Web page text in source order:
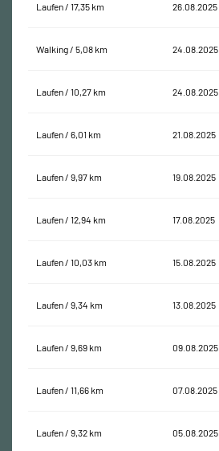
Laufen / 17,35 km 26.08.2025
Walking / 5,08 km 24.08.2025
Laufen / 10,27 km 24.08.2025
Laufen / 6,01 km 21.08.2025
Laufen / 9,97 km 19.08.2025
Laufen / 12,94 km 17.08.2025
Laufen / 10,03 km 15.08.2025
Laufen / 9,34 km 13.08.2025
Laufen / 9,69 km 09.08.2025
Laufen / 11,66 km 07.08.2025
Laufen / 9,32 km 05.08.2025